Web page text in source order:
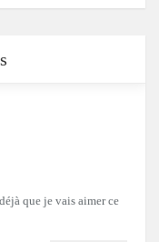
que je vais aimer ce